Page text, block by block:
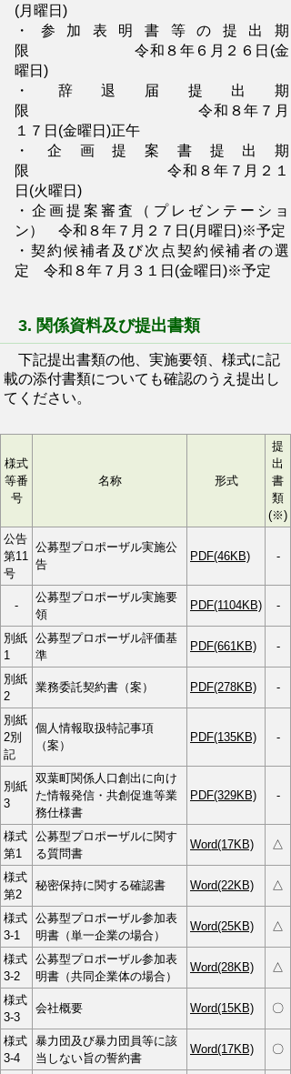
(月曜日)
・参加表明書等の提出期
限 令和８年６月２６日(金
曜日)
・辞退届提出期
限 令和８年７月
１７日(金曜日)正午
・企画提案書提出期
限 令和８年７月２１
日(火曜日)
・企画提案審査（プレゼンテーショ
ン） 令和８年７月２７日(月曜日)※予定
・契約候補者及び次点契約候補者の選
定 令和８年７月３１日(金曜日)※予定
3. 関係資料及び提出書類
下記提出書類の他、実施要領、様式に記
載の添付書類についても確認のうえ提出し
てください。
様式
等番
号
名称 形式
提
出
書
類
(※)
公告
第11
号
公募型プロポーザル実施公
告
PDF(46KB) -
-
公募型プロポーザル実施要
領
PDF(1104KB) -
別紙
1
公募型プロポーザル評価基
準
PDF(661KB) -
別紙
2
業務委託契約書（案） PDF(278KB) -
別紙
2別
記
個人情報取扱特記事項
（案）
PDF(135KB) -
別紙
3
双葉町関係人口創出に向け
た情報発信・共創促進等業
務仕様書
PDF(329KB) -
様式
第1
公募型プロポーザルに関す
る質問書
Word(17KB) △
様式
第2
秘密保持に関する確認書 Word(22KB) △
様式
3-1
公募型プロポーザル参加表
明書（単一企業の場合）
Word(25KB) △
様式
3-2
公募型プロポーザル参加表
明書（共同企業体の場合）
Word(28KB) △
様式
3-3
会社概要 Word(15KB) 〇
様式
3-4
暴力団及び暴力団員等に該
当しない旨の誓約書
Word(17KB) 〇